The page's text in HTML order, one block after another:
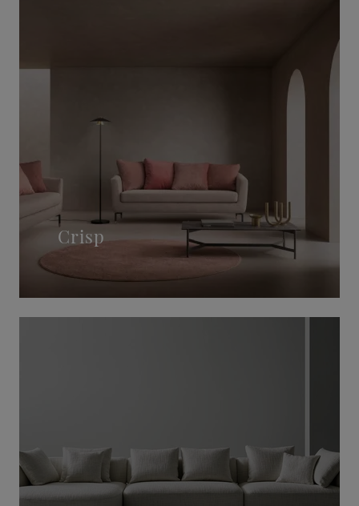
Crisp